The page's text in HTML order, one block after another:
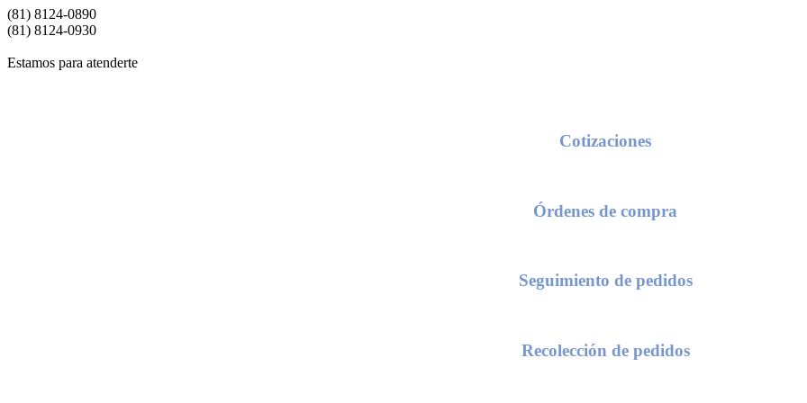
(81) 8124-0890
(81) 8124-0930
Estamos para atenderte
Cotizaciones
Órdenes de compra
Seguimiento de pedidos
Recolección de pedidos